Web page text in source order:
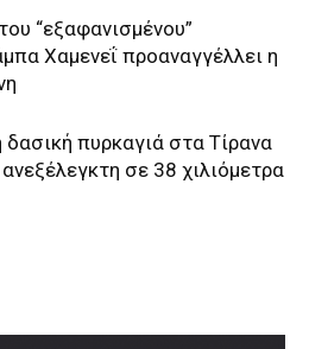
“εξαφανισμένου”
Χαμενεΐ προαναγγέλλει η
πυρκαγιά στα Τίρανα
ανεξέλεγκτη σε 38 χιλιόμετρα